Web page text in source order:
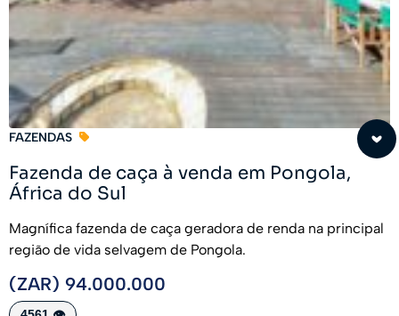
FAZENDAS
Fazenda de caça à venda em Pongola,
África do Sul
Magnífica fazenda de caça geradora de renda na principal
região de vida selvagem de Pongola.
(ZAR) 94.000.000